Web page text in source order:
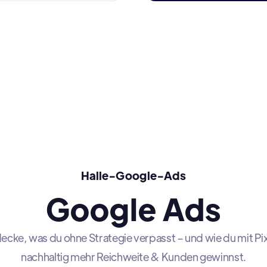
Halle-Google-Ads
Google Ads
was du ohne Strategie verpasst – und wie du mit
nachhaltig mehr Reichweite & Kunden gewinnst.